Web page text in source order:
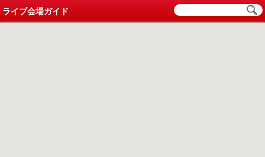
ライブ会場ガイド